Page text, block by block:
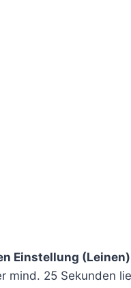
Einstellung (Leinen)
mind. 25 Sekunden